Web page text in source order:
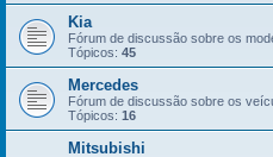
Kia
Fórum de discussão sobre os
Tópicos: 45
Mercedes
Fórum de discussão sobre os
Tópicos: 16
Mitsubishi